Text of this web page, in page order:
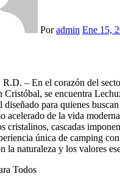
Poradmin Ene 15,
R.D. – En el corazón del
Cristóbal, se encuentra
para quienes
acelerado de la vida
cristalinos, cascadas
única de camping
la naturaleza y los valores
Todos